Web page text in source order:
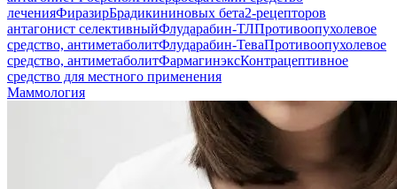
леченияФиразирБрадикининовых бета2-рецепторов
антагонист селективныйФлударабин-ТЛПротивоопухолевое
средство, антиметаболитФлударабин-ТеваПротивоопухолевое
средство, антиметаболитФармагинэксКонтрацептивное
средство для местного применения
Маммология